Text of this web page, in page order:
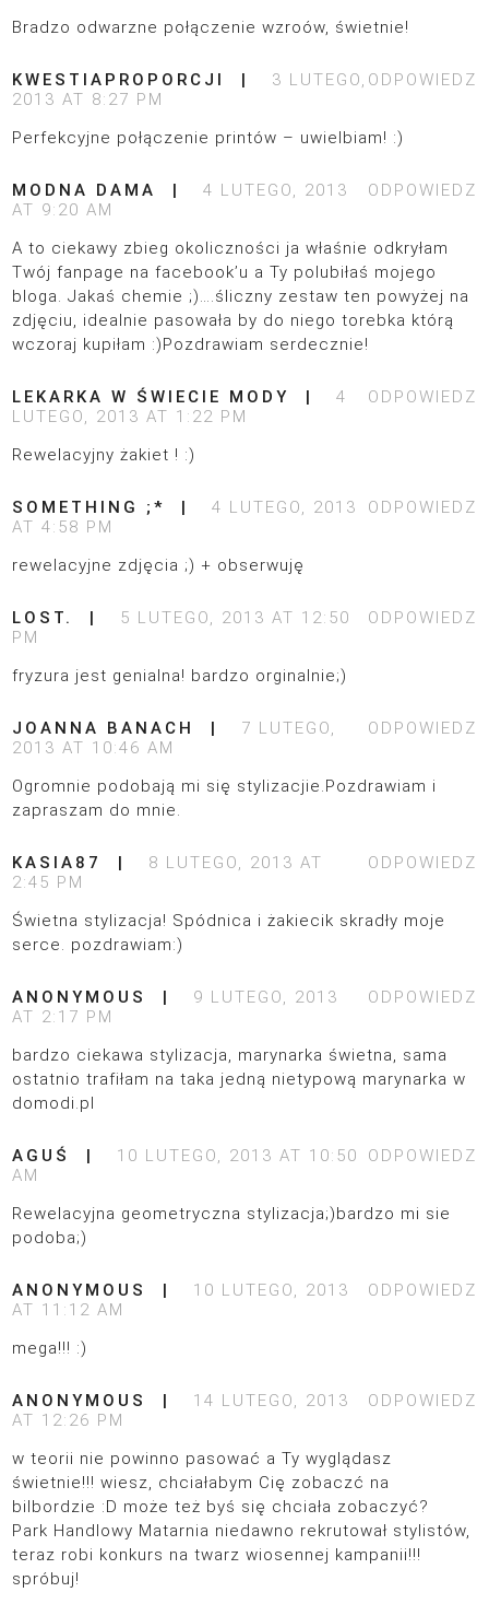
Bradzo odwarzne połączenie wzroów, świetnie!
ODPOWIEDZ
KWESTIAPROPORCJI
3 LUTEGO,
2013 AT 8:27 PM
Perfekcyjne połączenie printów – uwielbiam! :)
ODPOWIEDZ
MODNA DAMA
4 LUTEGO, 2013
AT 9:20 AM
A to ciekawy zbieg okoliczności ja właśnie odkryłam
Twój fanpage na facebook’u a Ty polubiłaś mojego
bloga. Jakaś chemie ;)….śliczny zestaw ten powyżej na
zdjęciu, idealnie pasowała by do niego torebka którą
wczoraj kupiłam :)Pozdrawiam serdecznie!
ODPOWIEDZ
LEKARKA W ŚWIECIE MODY
4
LUTEGO, 2013 AT 1:22 PM
Rewelacyjny żakiet ! :)
ODPOWIEDZ
SOMETHING ;*
4 LUTEGO, 2013
AT 4:58 PM
rewelacyjne zdjęcia ;) + obserwuję
ODPOWIEDZ
LOST.
5 LUTEGO, 2013 AT 12:50
PM
fryzura jest genialna! bardzo orginalnie;)
ODPOWIEDZ
JOANNA BANACH
7 LUTEGO,
2013 AT 10:46 AM
Ogromnie podobają mi się stylizacjie.Pozdrawiam i
zapraszam do mnie.
ODPOWIEDZ
KASIA87
8 LUTEGO, 2013 AT
2:45 PM
Świetna stylizacja! Spódnica i żakiecik skradły moje
serce. pozdrawiam:)
ODPOWIEDZ
ANONYMOUS
9 LUTEGO, 2013
AT 2:17 PM
bardzo ciekawa stylizacja, marynarka świetna, sama
ostatnio trafiłam na taka jedną nietypową marynarka w
domodi.pl
ODPOWIEDZ
AGUŚ
10 LUTEGO, 2013 AT 10:50
AM
Rewelacyjna geometryczna stylizacja;)bardzo mi sie
podoba;)
ODPOWIEDZ
ANONYMOUS
10 LUTEGO, 2013
AT 11:12 AM
mega!!! :)
ODPOWIEDZ
ANONYMOUS
14 LUTEGO, 2013
AT 12:26 PM
w teorii nie powinno pasować a Ty wyglądasz
świetnie!!! wiesz, chciałabym Cię zobaczć na
bilbordzie :D może też byś się chciała zobaczyć?
Park Handlowy Matarnia niedawno rekrutował stylistów,
teraz robi konkurs na twarz wiosennej kampanii!!!
spróbuj!